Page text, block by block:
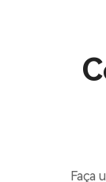
Faça